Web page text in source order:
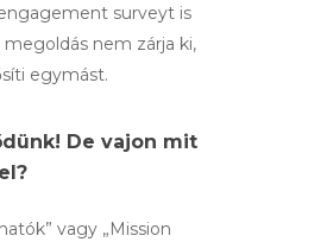
surveyt is
nem zárja ki,
egymást.
De vajon mit
vagy „Mission